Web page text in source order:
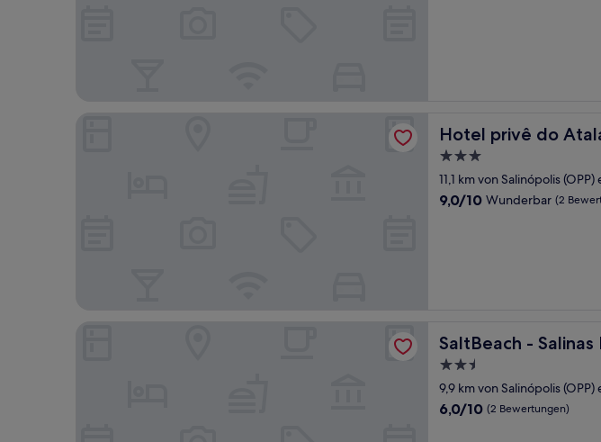
Hotel privê do
Hotel privê do Atalaia
3.0-
Sterne-
Unterkunft
11,1 km von Salinópolis
9.0
9,0/10 Wunderbar (2
Hotel privê do Atalaia
SaltBeach - Salinas
SaltBeach - Salinas Park
2.5-
Sterne-
Unterkunft
9,9 km von Salinópolis
6.0
6,0/10 (2 Bewertungen)